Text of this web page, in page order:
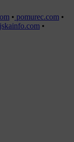
• pomurec.com •
•